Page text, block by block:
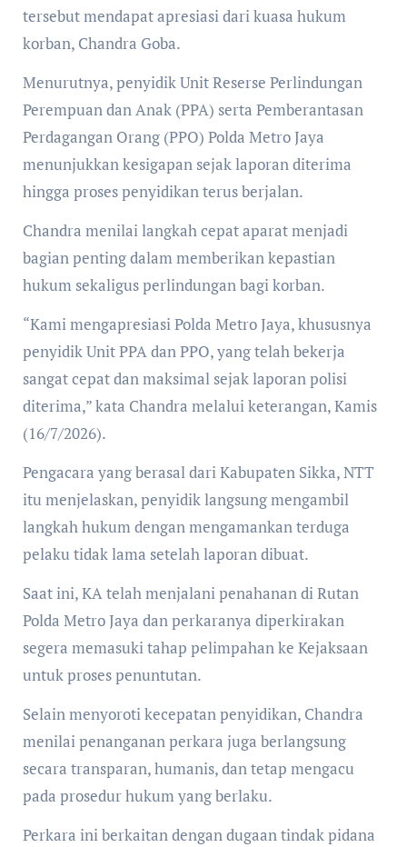
tersebut mendapat apresiasi dari kuasa hukum
korban, Chandra Goba.
Menurutnya, penyidik Unit Reserse Perlindungan
Perempuan dan Anak (PPA) serta Pemberantasan
Perdagangan Orang (PPO) Polda Metro Jaya
menunjukkan kesigapan sejak laporan diterima
hingga proses penyidikan terus berjalan.
Chandra menilai langkah cepat aparat menjadi
bagian penting dalam memberikan kepastian
hukum sekaligus perlindungan bagi korban.
“Kami mengapresiasi Polda Metro Jaya, khususnya
penyidik Unit PPA dan PPO, yang telah bekerja
sangat cepat dan maksimal sejak laporan polisi
diterima,” kata Chandra melalui keterangan, Kamis
(16/7/2026).
Pengacara yang berasal dari Kabupaten Sikka, NTT
itu menjelaskan, penyidik langsung mengambil
langkah hukum dengan mengamankan terduga
pelaku tidak lama setelah laporan dibuat.
Saat ini, KA telah menjalani penahanan di Rutan
Polda Metro Jaya dan perkaranya diperkirakan
segera memasuki tahap pelimpahan ke Kejaksaan
untuk proses penuntutan.
Selain menyoroti kecepatan penyidikan, Chandra
menilai penanganan perkara juga berlangsung
secara transparan, humanis, dan tetap mengacu
pada prosedur hukum yang berlaku.
Perkara ini berkaitan dengan dugaan tindak pidana